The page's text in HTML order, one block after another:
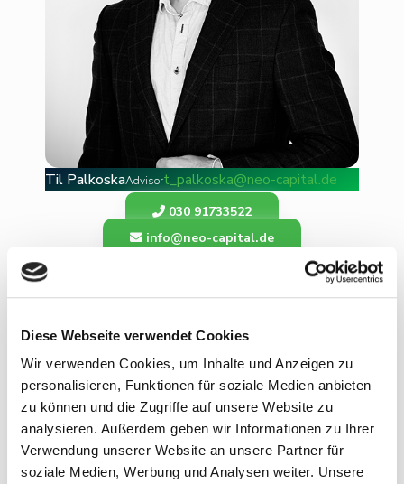
Diese Webseite verwendet Cookies
Wir verwenden Cookies, um Inhalte und Anzeigen zu
personalisieren, Funktionen für soziale Medien anbieten
zu können und die Zugriffe auf unsere Website zu
analysieren. Außerdem geben wir Informationen zu Ihrer
Verwendung unserer Website an unsere Partner für
soziale Medien, Werbung und Analysen weiter. Unsere
Til PalkoskaAdvisort_palkoska@neo-capital.de
030 91733522
info@neo-capital.de
Öffnungszeiten
Montag bis Freitag
8.00 - 20.00 Uhr
Folge uns